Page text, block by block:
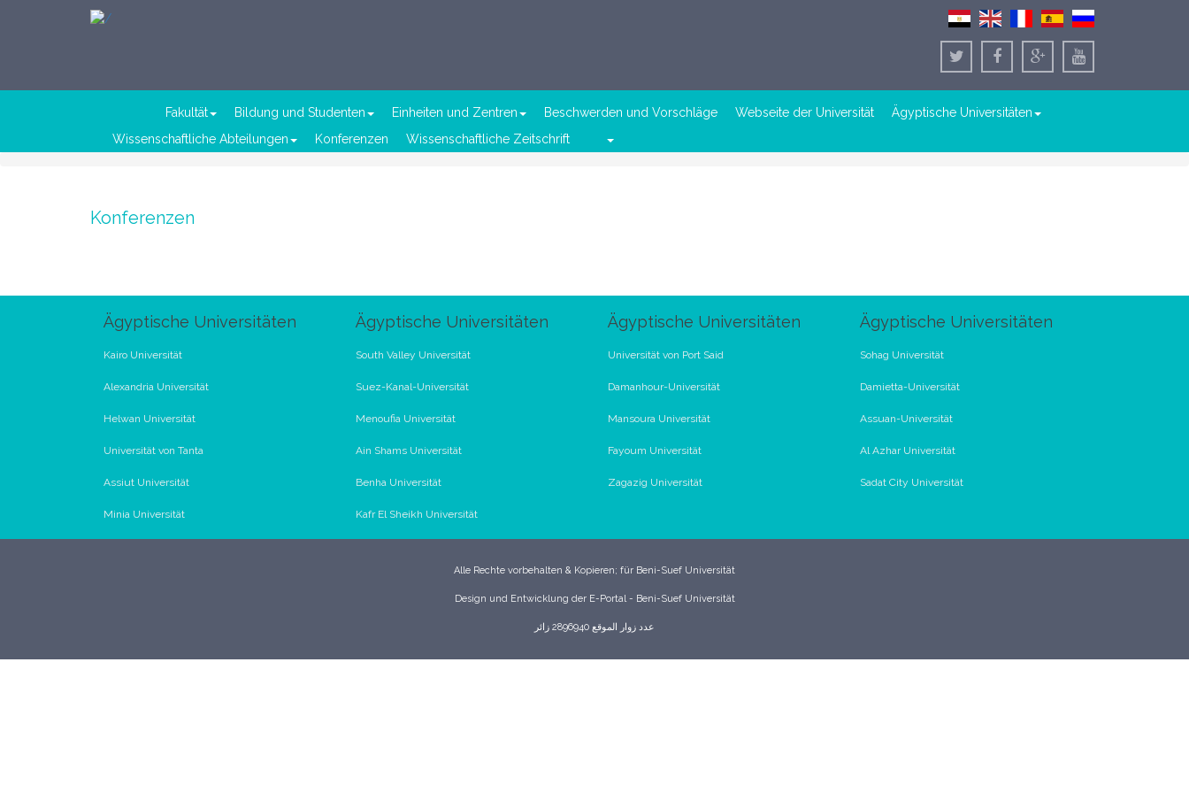
Fakultät Bildung und Studenten Einheiten und Zentren Beschwerden und Vorschläge Webseite der Universität
Ägyptische Universitäten
Wissenschaftliche Abteilungen
Konferenzen Wissenschaftliche Zeitschrift
Konferenzen
Ägyptische Universitäten
Kairo Universität
Alexandria Universität
Helwan Universität
Universität von Tanta
Assiut Universität
Minia Universität
Ägyptische Universitäten
South Valley Universität
Suez-Kanal-Universität
Menoufia Universität
Ain Shams Universität
Benha Universität
Kafr El Sheikh Universität
Ägyptische Universitäten
Universität von Port Said
Damanhour-Universität
Mansoura Universität
Fayoum Universität
Zagazig Universität
Ägyptische Universitäten
Sohag Universität
Damietta-Universität
Assuan-Universität
Al Azhar Universität
Sadat City Universität
Alle Rechte vorbehalten & Kopieren; für Beni-Suef Universität
Design und Entwicklung der E-Portal - Beni-Suef Universität
عدد زوار الموقع 2896940 زائر